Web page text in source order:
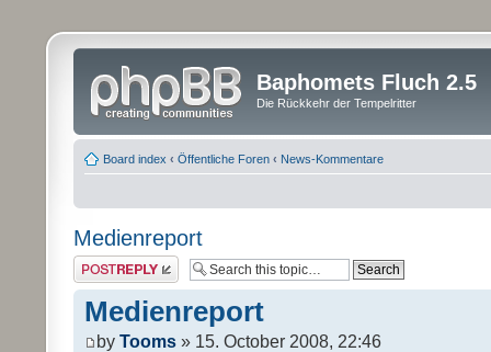
Baphomets Fluch 2.5
Die Rückkehr der Tempelritter
Board index ‹ Öffentliche Foren ‹ News-Kommentare
Medienreport
Post a reply
Medienreport
by Tooms » 15. October 2008, 22:46